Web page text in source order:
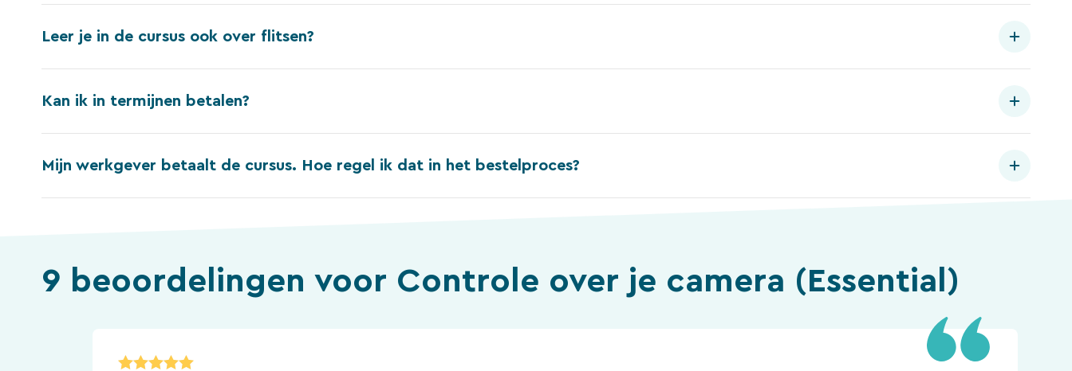
Leer je in de cursus ook over flitsen?
Kan ik in termijnen betalen?
Mijn werkgever betaalt de cursus. Hoe regel ik dat in het bestelproces?
9 beoordelingen voor Controle over je camera (Essential)